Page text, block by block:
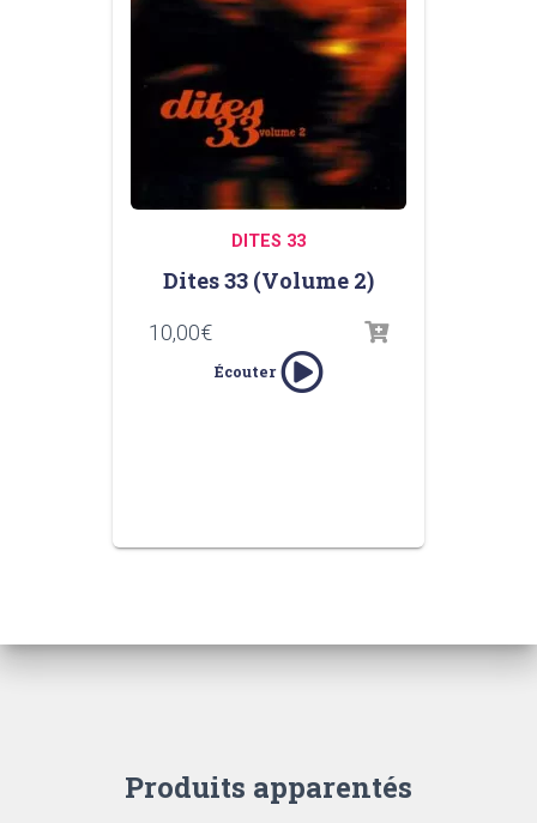
DITES 33
Dites 33 (Volume 2)
10,00€
Écouter
Produits apparentés